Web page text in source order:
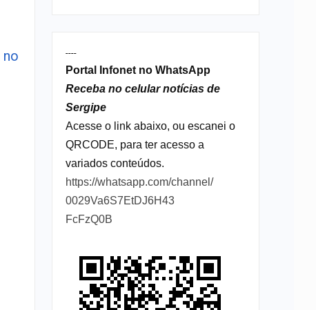
no
----
Portal Infonet no WhatsApp
Receba no celular notícias de
Sergipe
Acesse o link abaixo, ou escanei o
QRCODE, para ter acesso a
variados conteúdos.
https://whatsapp.com/channel/
0029Va6S7EtDJ6H43
FcFzQ0B